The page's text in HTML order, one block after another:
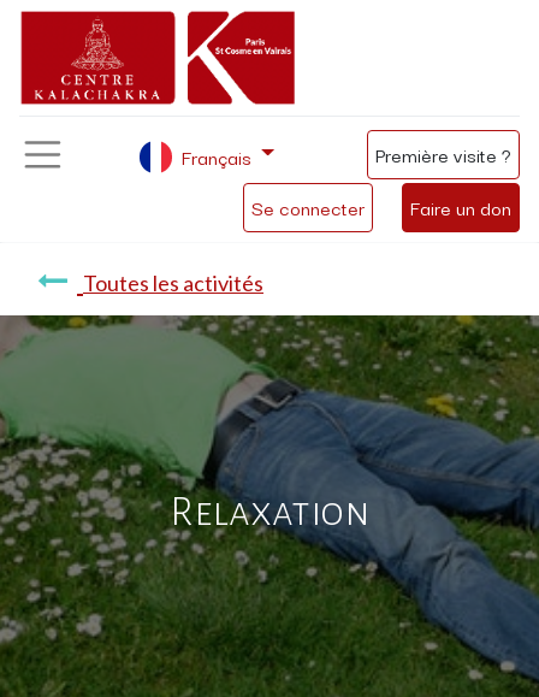
Se connecter Faire un don
Français Première visite ?
Toutes les activités
Relaxation